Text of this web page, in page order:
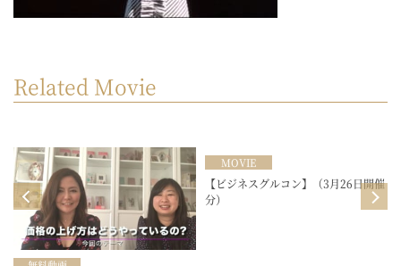
Related Movie
MOVIE
【ビジネスグルコン】（3月26日開催
分）